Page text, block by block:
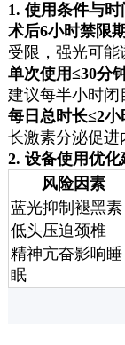
1. 使用条件与时
术后6小时禁限期
受限，强光可能
单次使用≤30分
建议每半小时闭
每日总时长≤2小
长激素分泌促进
2. 设备使用优化
风险因素
蓝光抑制褪黑素
低头压迫颈椎
精神亢奋影响睡
眠